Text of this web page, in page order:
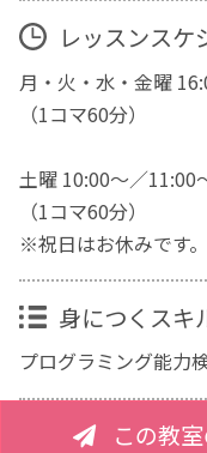
レッスンスケ
月・火・水・金曜
（1コマ60分）
土曜 10:00～／11:00
（1コマ60分）
※祝日はお休みです。
身につくスキ
プログラミング能力
この教